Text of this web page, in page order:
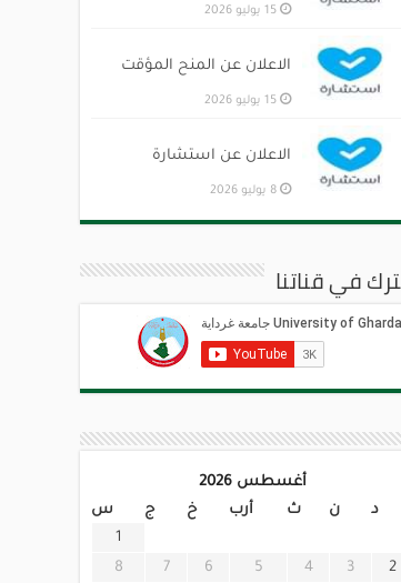
15 يوليو 2026
الاعلان عن المنح المؤقت
15 يوليو 2026
الاعلان عن استشارة
8 يوليو 2026
في قناتنا
أغسطس 2026
د
ن ث أرب خ ج
س
1
2
3
4
5
6
7
8